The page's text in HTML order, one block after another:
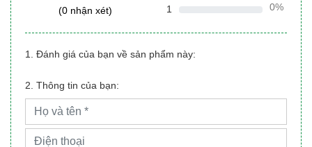
(0 nhận xét)
1
0%
1. Đánh giá của bạn về sản phẩm này:
2. Thông tin của bạn: